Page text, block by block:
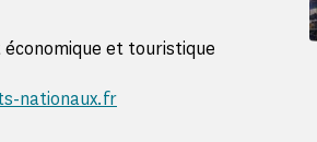
et touristique
nationaux.fr